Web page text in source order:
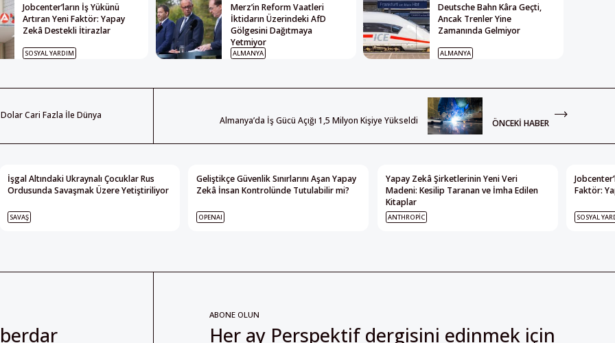
Jobcenter’ların İş Yükünü
Artıran Yeni Faktör: Yapay
Zekâ Destekli İtirazlar
SOSYAL YARDIM
Merz’in Reform Vaatleri
İktidarın Üzerindeki AfD
Gölgesini Dağıtmaya
Yetmiyor
ALMANYA
Deutsche Bahn Kâra Geçti,
Ancak Trenler Yine
Zamanında Gelmiyor
ALMANYA
Cari Fazla İle Dünya
Almanya’da İş Gücü Açığı 1,5 Milyon Kişiye Yükseldi ÖNCEKI HABER
İşgal Altındaki Ukraynalı Çocuklar Rus
Ordusunda Savaşmak Üzere Yetiştiriliyor
SAVAŞ
Geliştikçe Güvenlik Sınırlarını Aşan Yapay
Zekâ İnsan Kontrolünde Tutulabilir mi?
OPENAI
Yapay Zekâ Şirketlerinin Yeni Veri
Madeni: Kesilip Taranan ve İmha Edilen
Kitaplar
ANTHROPIC
Faktör:
SOSYAL
ABONE OLUN
Her ay Perspektif dergisini edinmek için